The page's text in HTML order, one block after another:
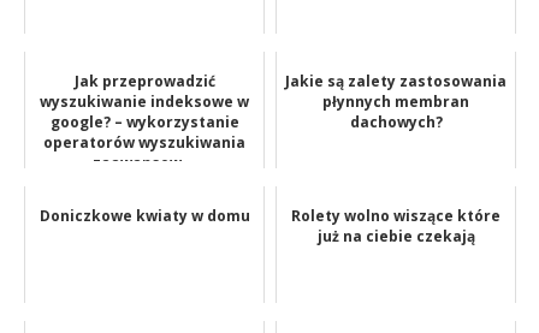
Jak przeprowadzić
wyszukiwanie indeksowe w
google? – wykorzystanie
operatorów wyszukiwania
zaawansow...
Jakie są zalety zastosowania
płynnych membran
dachowych?
Doniczkowe kwiaty w domu
Rolety wolno wiszące które
już na ciebie czekają